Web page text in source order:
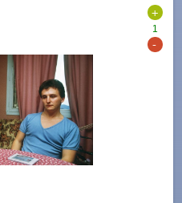
+
1
-